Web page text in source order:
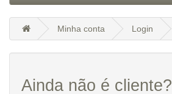
Minha conta Login
Ainda não é cliente?